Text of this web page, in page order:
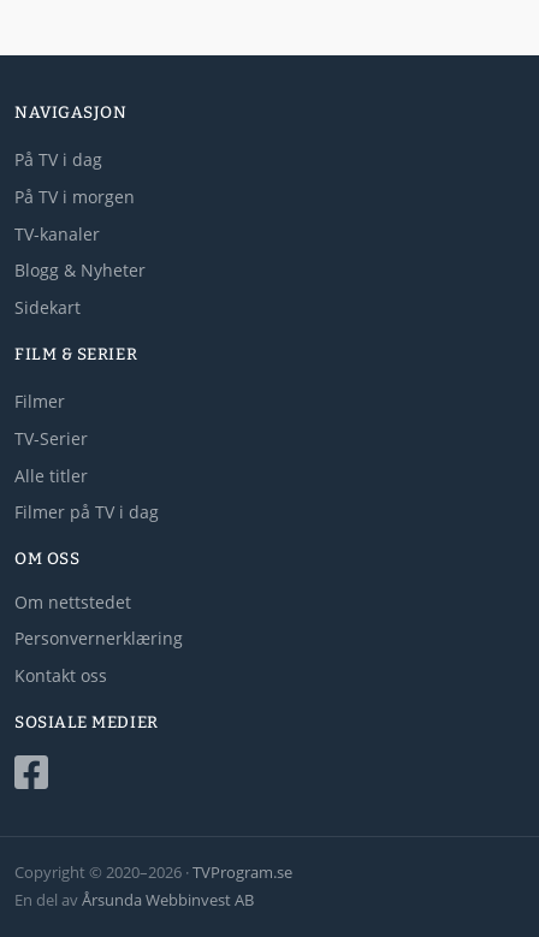
NAVIGASJON
På TV i dag
På TV i morgen
TV-kanaler
Blogg & Nyheter
Sidekart
FILM & SERIER
Filmer
TV-Serier
Alle titler
Filmer på TV i dag
OM OSS
Om nettstedet
Personvernerklæring
Kontakt oss
SOSIALE MEDIER
Copyright © 2020–2026 ·TVProgram.se
En del avÅrsunda Webbinvest AB